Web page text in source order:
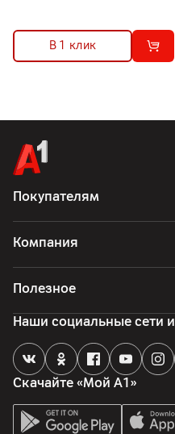
В 1 клик
Покупателям
Компания
Полезное
Скачайте «Мой А1»
Наши социальные сети